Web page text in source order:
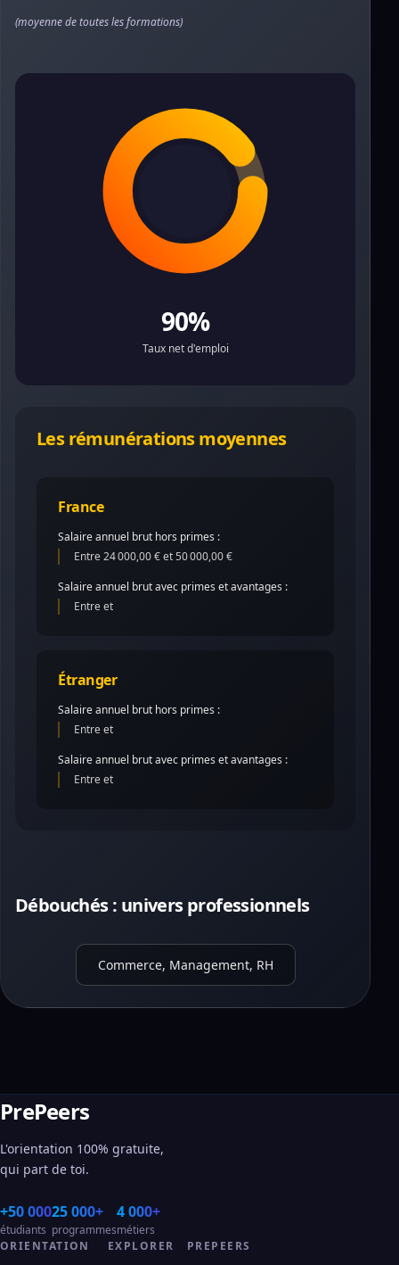
(moyenne de toutes les formations)
90%
Taux net d'emploi
Les rémunérations moyennes
France
Salaire annuel brut hors primes :
Entre 24 000,00 € et 50 000,00 €
Salaire annuel brut avec primes et avantages :
Entre et
Étranger
Salaire annuel brut hors primes :
Entre et
Salaire annuel brut avec primes et avantages :
Entre et
Débouchés : univers professionnels
Commerce, Management, RH
PrePeers
L'orientation 100% gratuite,
qui part de toi.
+50 000
étudiants
25 000+
programmes
4 000+
métiers
ORIENTATION
EXPLORER PREPEERS